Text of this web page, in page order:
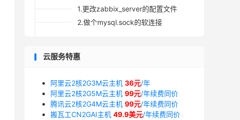
1.更改zabbix_server的配置文件
2.做个mysql.sock的软连接
云服务特惠
阿里云2核2G3M云主机 36元/年
阿里云2核2G5M云主机 99元/年续费同价
腾讯云2核2G4M云主机 99元/年续费同价
搬瓦工CN2GAI主机 49.9美元/年续费同价